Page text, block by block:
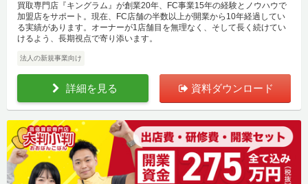
買取専門店『キングラム』が創業20年、FC事業15年の経験とノウハウで
加盟店をサポート。現在、FC店舗の半数以上が開業から10年経過してい
る実績があります。オーナーが1店舗目を無理なく、そして長く続けてい
けるよう、長期視点で寄り添います。
法人の新規事業向け
詳細を見る 資料ダウンロード